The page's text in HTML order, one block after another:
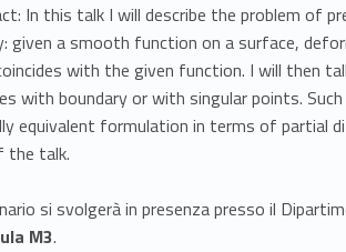
In this talk I will describe the problem of
given a smooth function on a surface,
with the given function. I will then
with boundary or with singular points.
equivalent formulation in terms of partial
the talk.
si svolgerà in presenza presso il
M3.